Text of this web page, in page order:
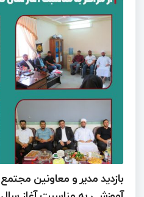
بازدید مدیر و معاونین